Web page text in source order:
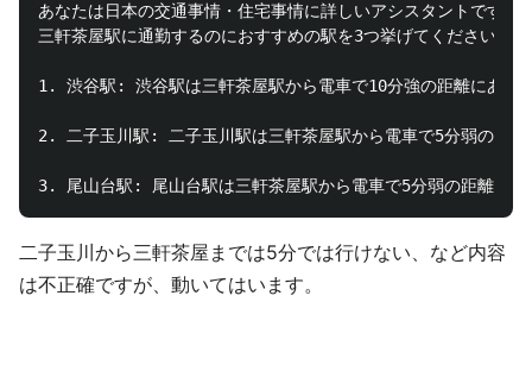
あなたは日本の交通事情・住宅事情に詳しいアシスタント
三軒茶屋駅に通勤するのにおすすめの駅を3つ挙げてくださ
1. 渋谷駅: 渋谷駅は三軒茶屋駅から電車で10分強の距離にあり
2. 二子玉川駅: 二子玉川駅は三軒茶屋駅から電車で5分弱の距離
二子玉川から三軒茶屋までは5分では行けない、など内容
は不正確ですが、動いてはいます。